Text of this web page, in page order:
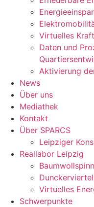
Virtuelles
Daten und
Aktivierung
News
Über uns
Mediathek
Kontakt
Über SPARCS
Leipziger
Reallabor Leipzig
Dunckerviertel
Virtuelles
Schwerpunkte